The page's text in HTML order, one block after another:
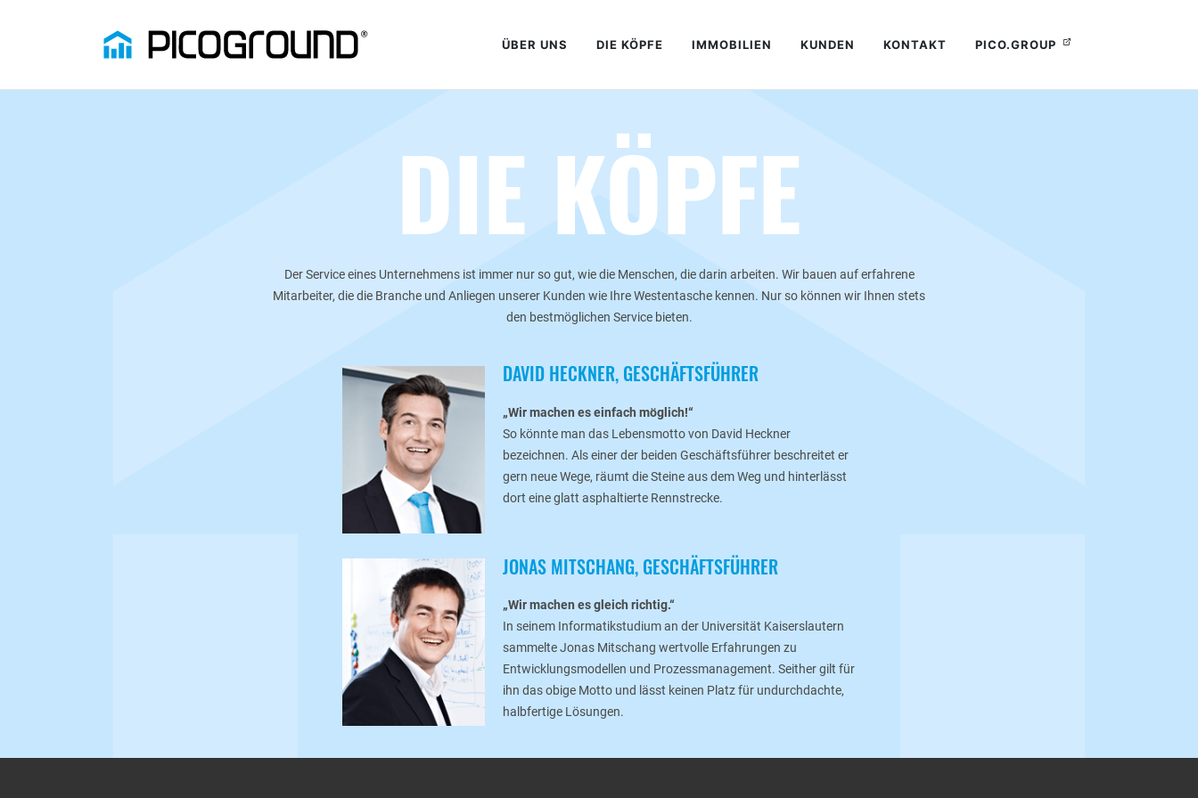
ÜBER UNS DIE KÖPFE IMMOBILIEN KUNDEN KONTAKT PICO.GROUP
DIE KÖPFE
Der Service eines Unternehmens ist immer nur so gut, wie die Menschen, die darin arbeiten. Wir bauen auf erfahrene
Mitarbeiter, die die Branche und Anliegen unserer Kunden wie Ihre Westentasche kennen. Nur so können wir Ihnen stets
den bestmöglichen Service bieten.
DAVID HECKNER, GESCHÄFTSFÜHRER
Wir machen es einfach möglich!
So könnte man das Lebensmotto von David Heckner
bezeichnen. Als einer der beiden Geschäftsführer beschreitet er
gern neue Wege, räumt die Steine aus dem Weg und hinterlässt
dort eine glatt asphaltierte Rennstrecke.
JONAS MITSCHANG, GESCHÄFTSFÜHRER
Wir machen es gleich richtig.
In seinem Informatikstudium an der Universität Kaiserslautern
sammelte Jonas Mitschang wertvolle Erfahrungen zu
Entwicklungsmodellen und Prozessmanagement. Seither gilt für
ihn das obige Motto und lässt keinen Platz für undurchdachte,
halbfertige Lösungen.